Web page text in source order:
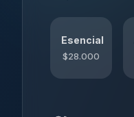
Esencial
$28.000